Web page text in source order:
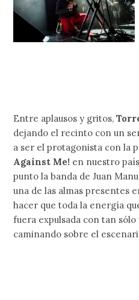
Entre aplausos y gritos,
dejando el recinto con un
a ser el protagonista con la
Against Me! en nuestro
punto la banda de Juan
una de las almas presentes
hacer que toda la energía
fuera expulsada con tan sólo
caminando sobre el